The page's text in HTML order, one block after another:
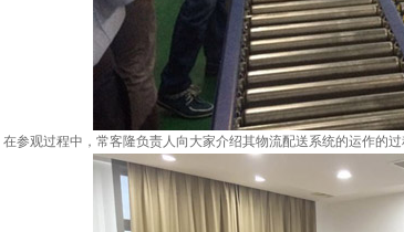
观过程中，常客隆负责人向大家介绍其物流配送系统的运作的过